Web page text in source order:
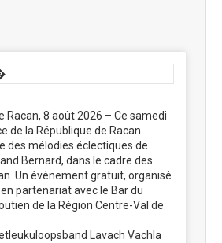
Racan, 8 août 2026 – Ce samedi
de la République de Racan
des mélodies éclectiques de
Bernard, dans le cadre des
Un événement gratuit, organisé
partenariat avec le Bar du
de la Région Centre-Val de
Lavach Vachla